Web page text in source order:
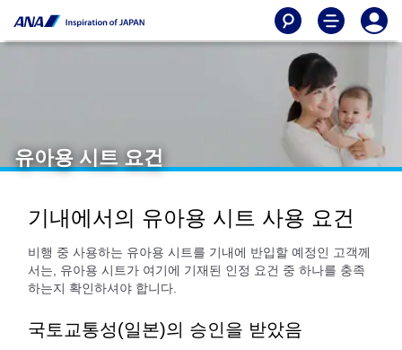
유아용 시트 요건
기내에서의 유아용 시트 사용 요건
비행 중 사용하는 유아용 시트를 기내에 반입할 예정인 고객께
서는, 유아용 시트가 여기에 기재된 인정 요건 중 하나를 충족
하는지 확인하셔야 합니다.
국토교통성(일본)의 승인을 받았음